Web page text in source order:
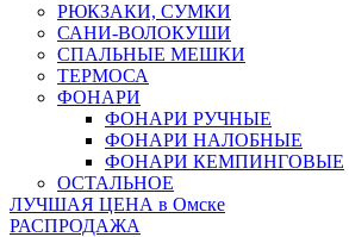
РЮКЗАКИ, СУМКИ
САНИ-ВОЛОКУШИ
СПАЛЬНЫЕ МЕШКИ
ТЕРМОСА
ФОНАРИ
ФОНАРИ РУЧНЫЕ
ФОНАРИ НАЛОБНЫЕ
ФОНАРИ КЕМПИНГОВЫЕ
ОСТАЛЬНОЕ
ЛУЧШАЯ ЦЕНА в Омске
РАСПРОДАЖА